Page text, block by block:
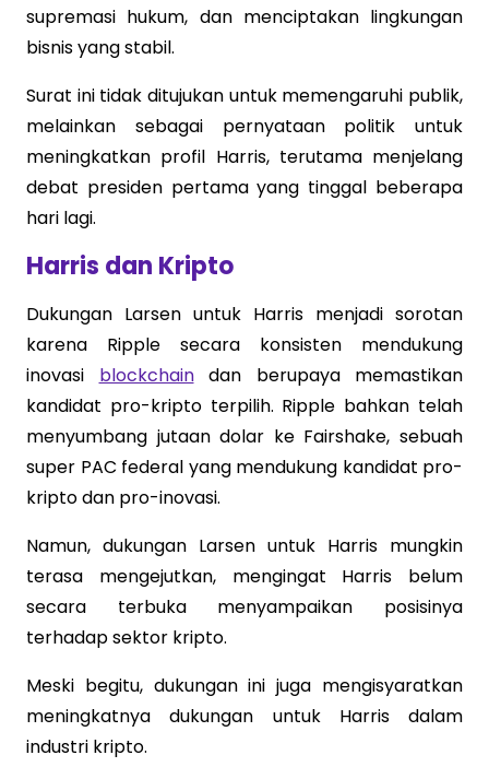
supremasi hukum, dan menciptakan lingkungan
bisnis yang stabil.
Surat ini tidak ditujukan untuk memengaruhi publik,
melainkan sebagai pernyataan politik untuk
meningkatkan profil Harris, terutama menjelang
debat presiden pertama yang tinggal beberapa
hari lagi.
Harris dan Kripto
Dukungan Larsen untuk Harris menjadi sorotan
karena Ripple secara konsisten mendukung
inovasi blockchaindan berupaya memastikan
kandidat pro-kripto terpilih. Ripple bahkan telah
menyumbang jutaan dolar ke Fairshake, sebuah
super PAC federal yang mendukung kandidat pro-
kripto dan pro-inovasi.
Namun, dukungan Larsen untuk Harris mungkin
terasa mengejutkan, mengingat Harris belum
secara terbuka menyampaikan posisinya
terhadap sektor kripto.
Meski begitu, dukungan ini juga mengisyaratkan
meningkatnya dukungan untuk Harris dalam
industri kripto.